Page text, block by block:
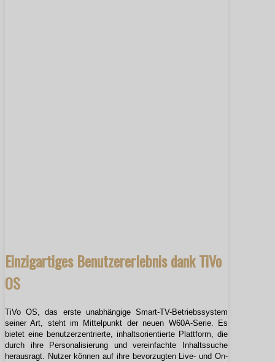
Einzigartiges Benutzererlebnis dank TiVo
OS
TiVo OS, das erste unabhängige Smart-TV-Betriebssystem
seiner Art, steht im Mittelpunkt der neuen W60A-Serie. Es
bietet eine benutzerzentrierte, inhaltsorientierte Plattform, die
durch ihre Personalisierung und vereinfachte Inhaltssuche
herausragt. Nutzer können auf ihre bevorzugten Live- und On-